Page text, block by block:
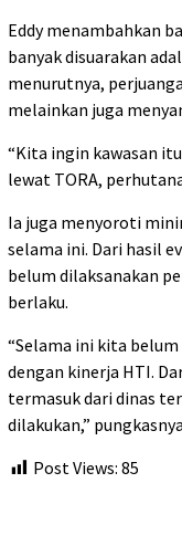
Eddy menambahkan
banyak disuarakan
menurutnya,
melainkan juga
“Kita ingin kawasan
lewat TORA,
Ia juga menyoroti
selama ini. Dari hasil
belum dilaksanakan
berlaku.
“Selama ini kita
dengan kinerja HTI.
termasuk dari dinas
dilakukan,”
Post Views: 85